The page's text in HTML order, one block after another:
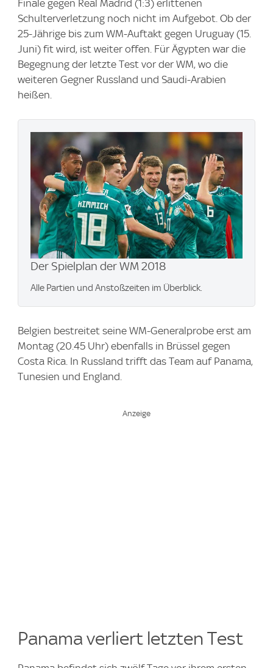
Finale gegen Real Madrid (1:3) erlittenen
Schulterverletzung noch nicht im Aufgebot. Ob der
25-Jährige bis zum WM-Auftakt gegen Uruguay (15.
Juni) fit wird, ist weiter offen. Für Ägypten war die
Begegnung der letzte Test vor der WM, wo die
weiteren Gegner Russland und Saudi-Arabien
heißen.
Der Spielplan der WM 2018
Alle Partien und Anstoßzeiten im Überblick.
Belgien bestreitet seine WM-Generalprobe erst am
Montag (20.45 Uhr) ebenfalls in Brüssel gegen
Costa Rica. In Russland trifft das Team auf Panama,
Tunesien und England.
Panama verliert letzten Test